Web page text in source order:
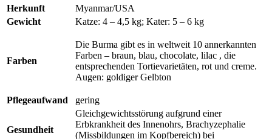
Herkunft
Myanmar/USA
Gewicht
Katze: 4 – 4,5 kg; Kater: 5 – 6 kg
Farben
Die Burma gibt es in weltweit 10 annerkannten
Farben – braun, blau, chocolate, lilac , die
entsprechenden Tortievarietäten, rot und creme.
Augen: goldiger Gelbton
Pflegeaufwand gering
Gesundheit
Gleichgewichtsstörung aufgrund einer
Erbkrankheit des Innenohrs, Brachyzephalie
(Missbildungen im Kopfbereich) bei